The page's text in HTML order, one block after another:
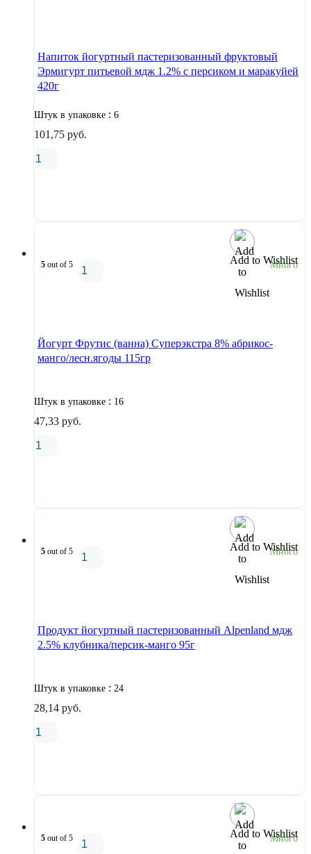
Напиток йогуртный пастеризованный фруктовый
Эрмигурт питьевой мдж 1.2% с персиком и маракуйей
420г
Штук в упаковке : 6
101,75 руб.
Add to Wishlist
5 out of 5 Много
Йогурт Фрутис (ванна) Суперэкстра 8% абрикос-
манго/лесн.ягоды 115гр
Штук в упаковке : 16
47,33 руб.
Add to Wishlist
5 out of 5 Много
Продукт йогуртный пастеризованный Alpenland мдж
2.5% клубника/персик-манго 95г
Штук в упаковке : 24
28,14 руб.
Add to Wishlist
5 out of 5 Много